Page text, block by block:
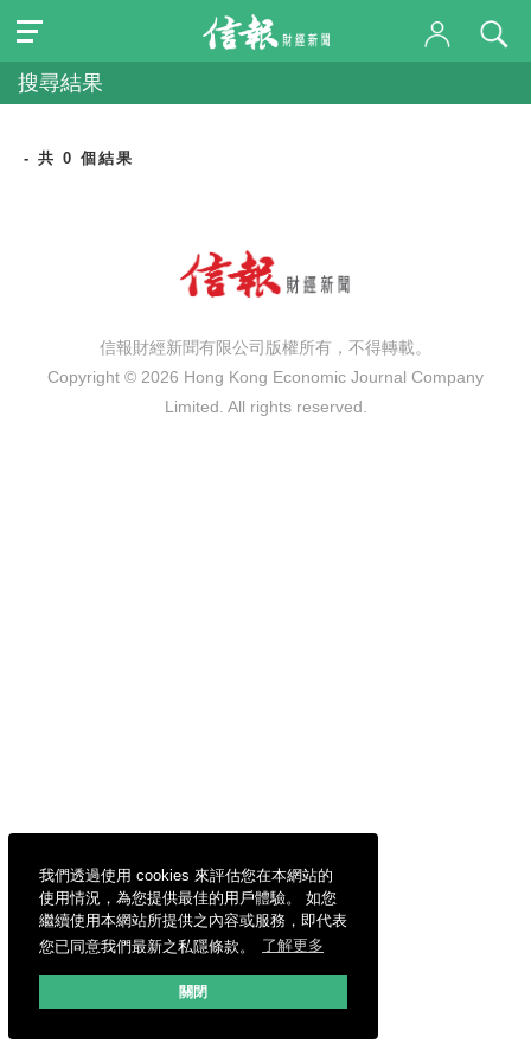
我們透過使用 cookies 來評估您在本網站的
使用情況，為您提供最佳的用戶體驗。 如您
繼續使用本網站所提供之內容或服務，即代表
您已同意我們最新之私隱條款。
了解更多
關閉
搜尋結果
- 共 0 個結果
信報財經新聞有限公司版權所有，不得轉載。
Copyright © 2026 Hong Kong Economic Journal Company
Limited. All rights reserved.